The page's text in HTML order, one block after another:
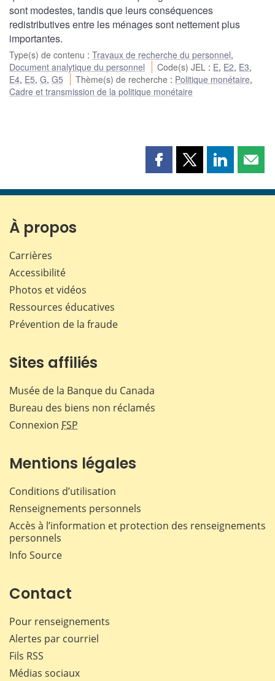
sont modestes, tandis que leurs conséquences
redistributives entre les ménages sont nettement plus
importantes.
Type(s) de contenu : Travaux de recherche du personnel,
Document analytique du personnel
Code(s) JEL : E, E2, E3,
E4, E5, G, G5 Thème(s) de recherche : Politique monétaire,
Cadre et transmission de la politique monétaire
Partager
page
Partager
page
Partager
page page
À propos
Carrières
Accessibilité
Photos et vidéos
Ressources éducatives
Prévention de la fraude
Sites affiliés
Musée de la Banque du Canada
Bureau des biens non réclamés
Connexion FSP
Mentions légales
Conditions d’utilisation
Renseignements personnels
Accès à l’information et protection des renseignements
personnels
Info Source
Contact
Pour renseignements
Alertes par courriel
Fils RSS
Médias sociaux